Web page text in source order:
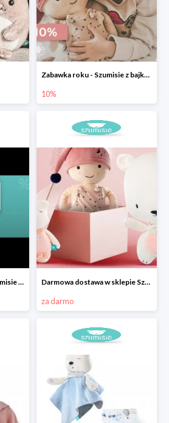
Zabawka roku - Szumisie z bajkami w sklepie Szumisie -10%
10%
Black Week w sklepie Szumisie - wszystkie Szumisie -20% Darmowa dostawa w sklepie Szumisie
za darmo